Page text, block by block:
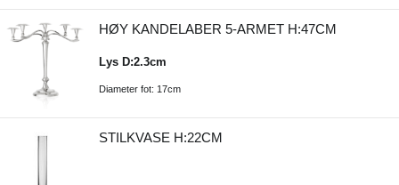
HØY KANDELABER 5-ARMET H:47CM
Lys D:2.3cm
Diameter fot: 17cm
STILKVASE H:22CM